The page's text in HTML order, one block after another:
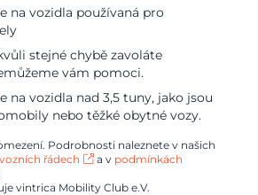
na vozidla používaná pro
stejné chybě zavoláte
vám pomoci.
na vozidla nad 3,5 tuny, jako jsou
nebo těžké obytné vozy.
Podrobnosti naleznete v našich
řádech a v podmínkách
vintrica Mobility Club e.V.